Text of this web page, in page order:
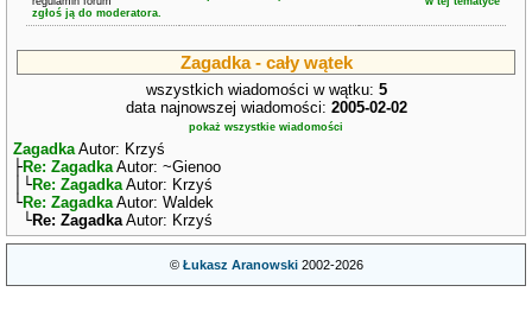
zgłoś ją do moderatora.
Zagadka - cały wątek
wszystkich wiadomości w wątku: 5
data najnowszej wiadomości: 2005-02-02
pokaż wszystkie wiadomości
ZagadkaAutor: Krzyś
├Re: ZagadkaAutor: ~Gienoo
│└Re: ZagadkaAutor: Krzyś
└Re: ZagadkaAutor: Waldek
└Re: ZagadkaAutor: Krzyś
© Łukasz Aranowski2002-2026